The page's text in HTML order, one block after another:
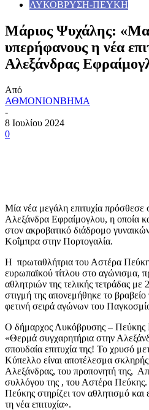
ΛΥΚΟΒΡΥΣΗ-ΠΕΥΚΗ
Μάριος Ψυχάλης:
υπερήφανους η νέα
Αλεξάνδρας
Από
ΑΘΜΟΝΙΟΝΒΗΜΑ
-
8 Ιουλίου 2024
0
Μία νέα μεγάλη επιτυχία πρόσθεσε
Αλεξάνδρα Εφραίμογλου, η οποία
στον ακροβατικό διάδρομο
Κοΐμπρα στην Πορτογαλία.
Η πρωταθλήτρια του Αστέρα
ευρωπαϊκού τίτλου στο αγώνισμα,
αθλητριών της τελικής τετράδας
στιγμή της απονεμήθηκε το
φετινή σειρά αγώνων του
Ο δήμαρχος Λυκόβρυσης –
«Θερμά συγχαρητήρια στην
σπουδαία επιτυχία της! Το χρυσό
Κύπελλο είναι αποτέλεσμα σκληρής
Αλεξάνδρας, του προπονητή της,
συλλόγου της , του Αστέρα
Πεύκης στηρίζει τον αθλητισμό και
τη νέα επιτυχία».